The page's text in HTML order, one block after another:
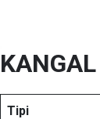
Tipi